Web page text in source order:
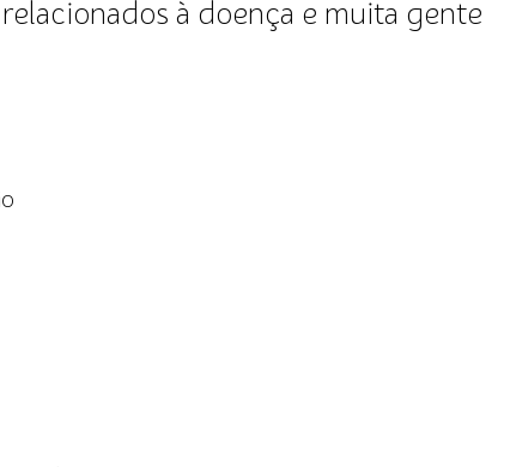
à doença e muita gente